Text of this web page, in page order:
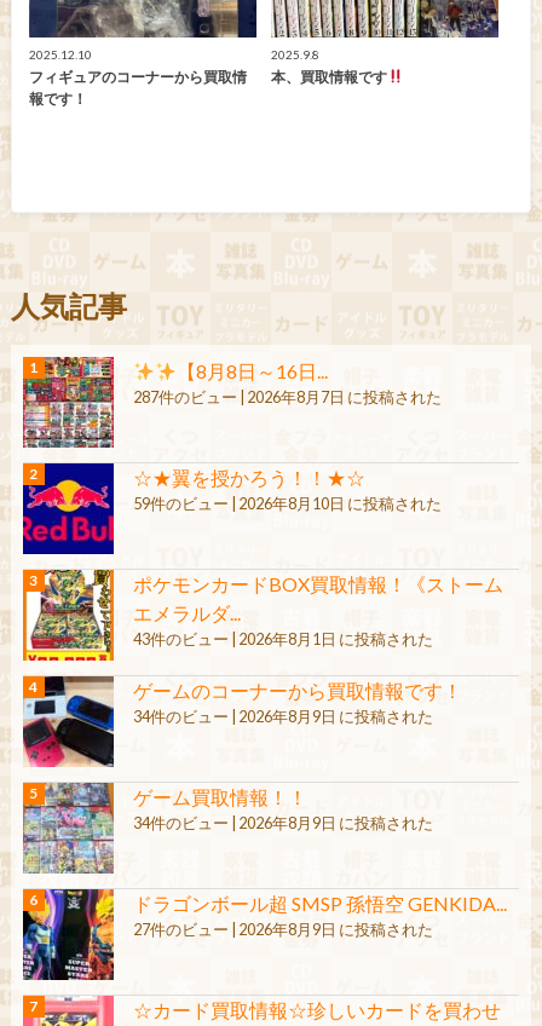
2025.12.10
フィギュアのコーナーから買取情
報です！
2025.9.8
本、買取情報です
人気記事
【8月8日～16日...
287件のビュー 2026年8月7日 に投稿された
☆★翼を授かろう！！★☆
59件のビュー 2026年8月10日 に投稿された
ポケモンカードBOX買取情報！《ストーム
エメラルダ...
43件のビュー 2026年8月1日 に投稿された
ゲームのコーナーから買取情報です！
34件のビュー 2026年8月9日 に投稿された
ゲーム買取情報！！
34件のビュー 2026年8月9日 に投稿された
ドラゴンボール超 SMSP 孫悟空 GENKIDA...
27件のビュー 2026年8月9日 に投稿された
☆カード買取情報☆珍しいカードを買わせ